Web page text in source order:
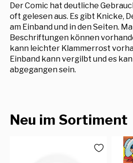
Der Comic hat deutliche
oft gelesen aus. Es gibt Knicke,
am Einband und in den Seiten.
Beschriftungen können
kann leichter Klammerrost
Einband kann vergilbt und es
abgegangen sein.
Neu im Sortiment